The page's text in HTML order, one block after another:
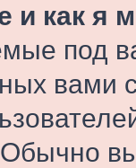
и как я
под